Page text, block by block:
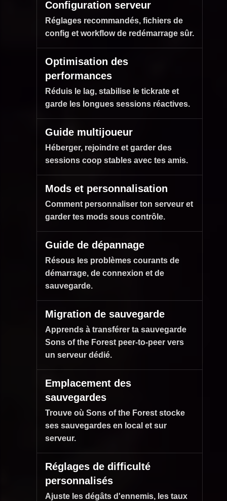
Configuration serveur
Réglages recommandés, fichiers de
config et workflow de redémarrage sûr.
Optimisation des
performances
Réduis le lag, stabilise le tickrate et
garde les longues sessions réactives.
Guide multijoueur
Héberger, rejoindre et garder des
sessions coop stables avec tes amis.
Mods et personnalisation
Comment personnaliser ton serveur et
garder tes mods sous contrôle.
Guide de dépannage
Résous les problèmes courants de
démarrage, de connexion et de
sauvegarde.
Migration de sauvegarde
Apprends à transférer ta sauvegarde
Sons of the Forest peer-to-peer vers
un serveur dédié.
Emplacement des
sauvegardes
Trouve où Sons of the Forest stocke
ses sauvegardes en local et sur
serveur.
Réglages de difficulté
personnalisés
Ajuste les dégâts d'ennemis, les taux